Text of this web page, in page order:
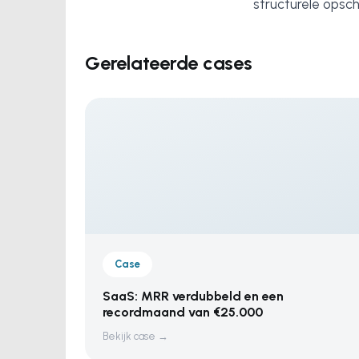
structurele
Gerelateerde cases
Case
SaaS: MRR verdubbeld en een
recordmaand van €25.000
Bekijk case →